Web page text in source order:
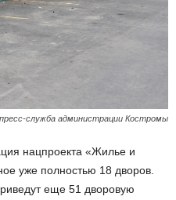
служба администрации Костромы
нацпроекта «Жилье и
уже полностью 18 дворов.
еще 51 дворовую